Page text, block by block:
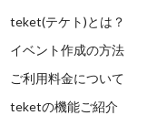
teket(テケト)とは？
イベント作成の方法
ご利用料金について
teketの機能ご紹介